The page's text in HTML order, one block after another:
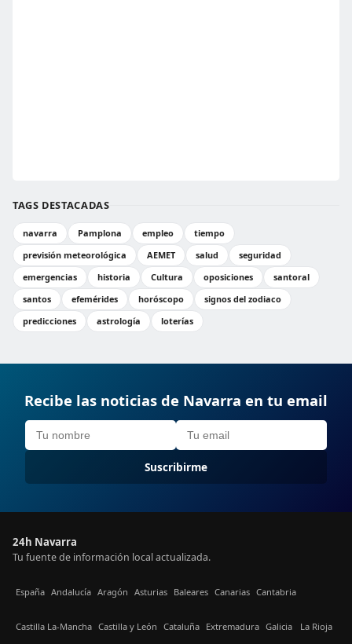
TAGS DESTACADAS
navarra Pamplona empleo
tiempo
previsión meteorológica
AEMET salud
seguridad
emergencias
historia Cultura oposiciones
santoral
santos
efemérides horóscopo
signos del zodiaco
predicciones
astrología loterías
Recibe las noticias de Navarra en tu email
Suscribirme
24h Navarra
Tu fuente de información local actualizada.
España Andalucía Aragón Asturias Baleares Canarias Cantabria
Castilla La-Mancha Castilla y León Cataluña Extremadura Galicia La Rioja